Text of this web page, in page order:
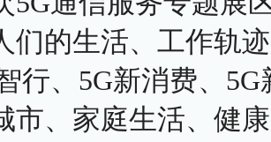
们的生活、工作轨
行、5G新消费、
市、家庭生活、健